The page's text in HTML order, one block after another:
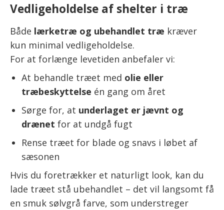
Vedligeholdelse af shelter i træ
Både lærketræ og ubehandlet træ kræver
kun minimal vedligeholdelse.
For at forlænge levetiden anbefaler vi:
At behandle træet med olie eller
træbeskyttelse én gang om året
Sørge for, at underlaget er jævnt og
drænet for at undgå fugt
Rense træet for blade og snavs i løbet af
sæsonen
Hvis du foretrækker et naturligt look, kan du
lade træet stå ubehandlet – det vil langsomt få
en smuk sølvgrå farve, som understreger